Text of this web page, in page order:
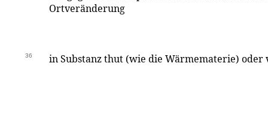
Ortveränderung
36 in Substanz thut (wie die Wärmematerie) oder